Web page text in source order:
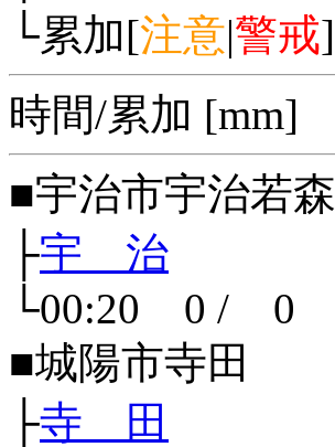
└累加[注意|警戒]
時間/累加 [mm]
■宇治市宇治若森
├宇 治
└00:20 0 / 0
■城陽市寺田
├寺 田